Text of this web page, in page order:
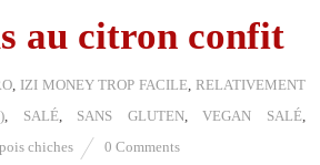
au citron confit
IZI MONEY TROP FACILE, RELATIVEMENT
SALÉ, SANS GLUTEN,VEGAN SALÉ,
pois chiches 0 Comments